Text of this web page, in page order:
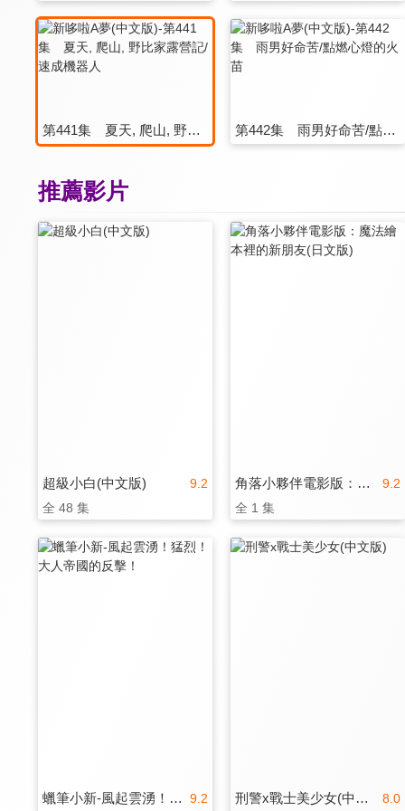
第441集 夏天, 爬山, 野比家露營記/速成機器人 第442集 雨男好命苦/點燃心燈的火苗
推薦影片
9.2
超級小白(中文版)
全 48 集
9.2
角落小夥伴電影版：魔法繪本裡的新朋友(日文版)
全 1 集
9.2
蠟筆小新-風起雲湧！猛烈！大人帝國的反擊！ 8.0
刑警x戰士美少女(中文版)